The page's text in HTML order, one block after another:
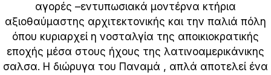
αγορές –εντυπωσιακά μοντέρνα κτήρια
αξιοθαύμαστης αρχιτεκτονικής και την παλιά πόλη
όπου κυριαρχεί η νοσταλγία της αποικιοκρατικής
εποχής μέσα στους ήχους της λατινοαμερικάνικης
σαλσα. Η διώρυγα του Παναμά , απλά αποτελεί ένα